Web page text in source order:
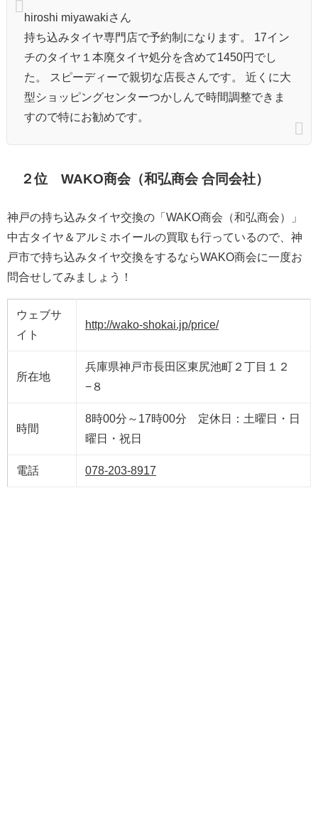
hiroshi miyawakiさん
持ち込みタイヤ専門店で予約制になります。 17イン
チのタイヤ１本廃タイヤ処分を含めて1450円でし
た。 スピーディーで親切な店長さんです。 近くに大
型ショッピングセンターつかしんで時間調整できま
すので特にお勧めです。
２位 WAKO商会（和弘商会 合同会社）
神戸の持ち込みタイヤ交換の「WAKO商会（和弘商会）」
中古タイヤ＆アルミホイールの買取も行っているので、神
戸市で持ち込みタイヤ交換をするならWAKO商会に一度お
問合せしてみましょう！
ウェブサ
イト
http://wako-shokai.jp/price/
所在地
兵庫県神戸市長田区東尻池町２丁目１２
−８
時間
8時00分～17時00分 定休日：土曜日・日
曜日・祝日
電話 078-203-8917